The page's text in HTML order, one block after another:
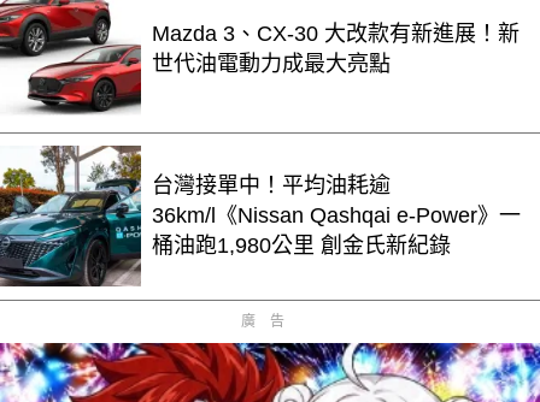
Mazda 3、CX-30 大改款有新進展！新
世代油電動力成最大亮點
台灣接單中！平均油耗逾
36km/l《Nissan Qashqai e-Power》一
桶油跑1,980公里 創金氏新紀錄
廣告